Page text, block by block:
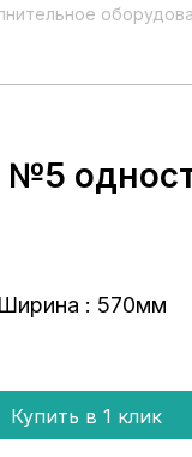
Ширина : 570мм
Купить в 1 клик